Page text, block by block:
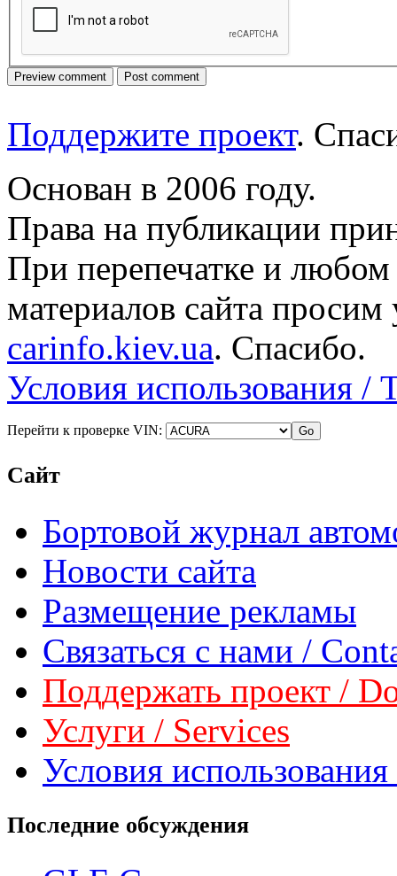
Поддержите проект.
Основан в 2006 году.
Права на публикации
При перепечатке и
материалов сайта просим
carinfo.kiev.ua. Спасибо.
Условия использования /
Перейти к проверке VIN:
Сайт
Бортовой журнал
Новости сайта
Размещение рекламы
Связаться с нами /
Поддержать проект /
Услуги / Services
Условия
Последние обсуждения